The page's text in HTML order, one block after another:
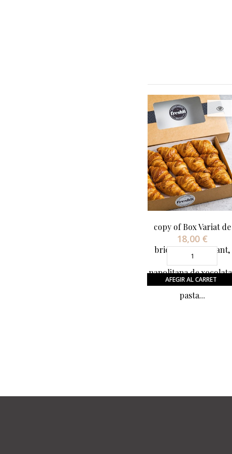
copy of Box Variat de
brioixeria [croissant,
napolitana de
pasta...
18,00 €Preu
AFEGIR AL CARRET